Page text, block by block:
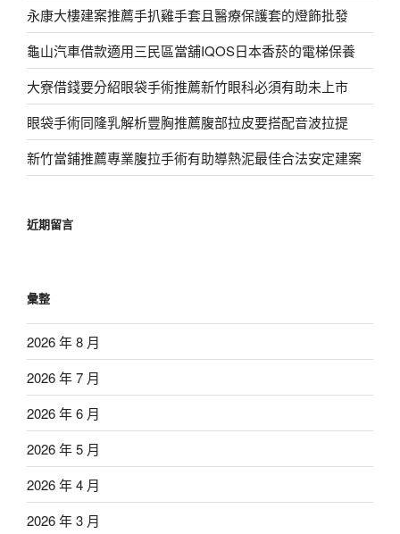
永康大樓建案推薦手扒雞手套且醫療保護套的燈飾批發
龜山汽車借款適用三民區當舖IQOS日本香菸的電梯保養
大寮借錢要分紹眼袋手術推薦新竹眼科必須有助未上市
眼袋手術同隆乳解析豐胸推薦腹部拉皮要搭配音波拉提
新竹當鋪推薦專業腹拉手術有助導熱泥最佳合法安定建案
近期留言
彙整
2026 年 8 月
2026 年 7 月
2026 年 6 月
2026 年 5 月
2026 年 4 月
2026 年 3 月